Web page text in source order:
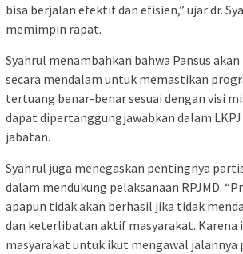
bisa berjalan efektif dan efisien,” ujar dr.
memimpin rapat.
Syahrul menambahkan bahwa Pansus akan
secara mendalam untuk memastikan
tertuang benar-benar sesuai dengan visi
dapat dipertanggungjawabkan dalam
jabatan.
Syahrul juga menegaskan pentingnya
dalam mendukung pelaksanaan RPJMD.
apapun tidak akan berhasil jika tidak
dan keterlibatan aktif masyarakat. Karena
masyarakat untuk ikut mengawal jalannya